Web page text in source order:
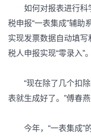
如何对报表进行科学
税申报“一表集成”辅助
实现发票数据自动填
税人申报实现“零录入”。
“现在除了几个扣除
表就生成好了。”傅春燕
今年，“一表集成”的